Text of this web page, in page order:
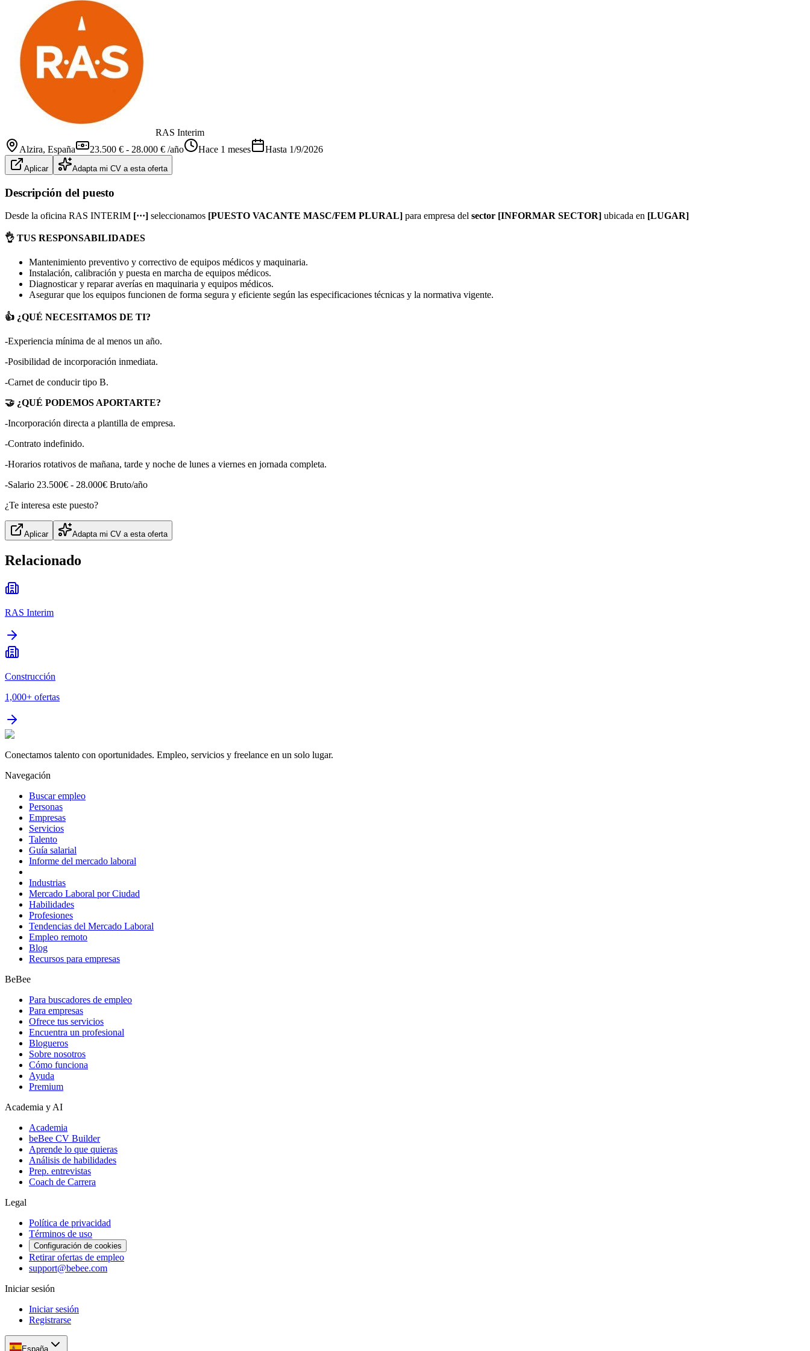
RAS Interim
Alzira, España 23.500 € - 28.000 € /año Hace 1 meses Hasta 1/9/2026
Aplicar Adapta mi CV a esta oferta
Descripción del puesto
Desde la oficina RAS INTERIM [···] seleccionamos [PUESTO VACANTE MASC/FEM PLURAL] para empresa del sector [INFORMAR SECTOR] ubicada en [LUGAR]
👌 TUS RESPONSABILIDADES
Mantenimiento preventivo y correctivo de equipos médicos y maquinaria.
Instalación, calibración y puesta en marcha de equipos médicos.
Diagnosticar y reparar averías en maquinaria y equipos médicos.
Asegurar que los equipos funcionen de forma segura y eficiente según las especificaciones técnicas y la normativa vigente.
👍 ¿QUÉ NECESITAMOS DE TI?
-Experiencia mínima de al menos un año.
-Posibilidad de incorporación inmediata.
-Carnet de conducir tipo B.
🤝 ¿QUÉ PODEMOS APORTARTE?
-Incorporación directa a plantilla de empresa.
-Contrato indefinido.
-Horarios rotativos de mañana, tarde y noche de lunes a viernes en jornada completa.
-Salario 23.500€ - 28.000€ Bruto/año
¿Te interesa este puesto?
Aplicar Adapta mi CV a esta oferta
Relacionado
RAS Interim
Construcción
1,000+ ofertas
Conectamos talento con oportunidades. Empleo, servicios y freelance en un solo lugar.
Navegación
Buscar empleo
Personas
Empresas
Servicios
Talento
Guía salarial
Informe del mercado laboral
Industrias
Mercado Laboral por Ciudad
Habilidades
Profesiones
Tendencias del Mercado Laboral
Empleo remoto
Blog
Recursos para empresas
BeBee
Para buscadores de empleo
Para empresas
Ofrece tus servicios
Encuentra un profesional
Blogueros
Sobre nosotros
Cómo funciona
Ayuda
Premium
Academia y AI
Academia
beBee CV Builder
Aprende lo que quieras
Análisis de habilidades
Prep. entrevistas
Coach de Carrera
Legal
Política de privacidad
Términos de uso
Configuración de cookies
Retirar ofertas de empleo
support@bebee.com
Iniciar sesión
Iniciar sesión
Registrarse
España